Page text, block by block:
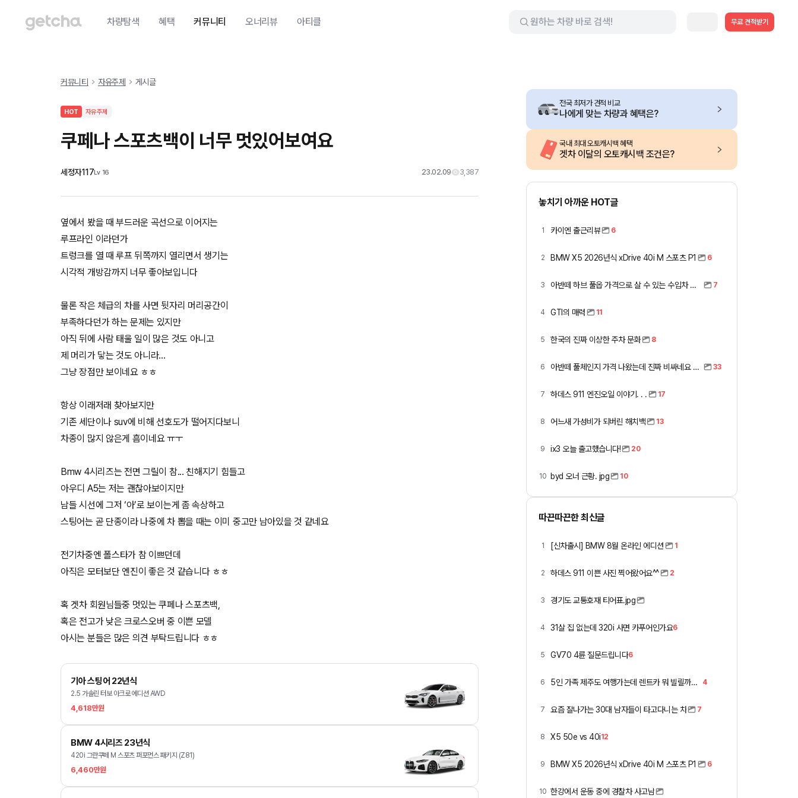
차량탐색 혜택 커뮤니티 오너리뷰 아티클 무료 견적받기
커뮤니티 자유주제 게시글
HOT 자유주제
쿠페나 스포츠백이 너무 멋있어보여요
세정자117Lv 16 23.02.09 3,387
옆에서 봤을 때 부드러운 곡선으로 이어지는
루프라인 이라던가
트렁크를 열 때 루프 뒤쪽까지 열리면서 생기는
시각적 개방감까지 너무 좋아보입니다
물론 작은 체급의 차를 사면 뒷자리 머리공간이
부족하다던가 하는 문제는 있지만
아직 뒤에 사람 태울 일이 많은 것도 아니고
제 머리가 닿는 것도 아니라...
그냥 장점만 보이네요 ㅎㅎ
항상 이래저래 찾아보지만
기존 세단이나 suv에 비해 선호도가 떨어지다보니
차종이 많지 않은게 흠이네요 ㅠㅜ
Bmw 4시리즈는 전면 그릴이 참... 친해지기 힘들고
아우디 A5는 저는 괜찮아보이지만
남들 시선에 그저 ‘아’로 보이는게 좀 속상하고
스팅어는 곧 단종이라 나중에 차 뽑을 때는 이미 중고만 남아있을 것 같네요
전기차중엔 폴스타가 참 이쁘던데
아직은 모터보단 엔진이 좋은 것 같습니다 ㅎㅎ
혹 겟차 회원님들중 멋있는 쿠페나 스포츠백,
혹은 전고가 낮은 크로스오버 중 이쁜 모델
아시는 분들은 많은 의견 부탁드립니다 ㅎㅎ
기아 스팅어 22년식
2.5 가솔린 터보 아크로 에디션 AWD
4,618만원
BMW 4시리즈 23년식
420i 그란쿠페 M 스포츠 퍼포먼스 패키지 (Z81)
6,460만원
전국 최저가 견적 비교
나에게 맞는 차량과 혜택은?
국내 최대 오토캐시백 혜택
겟차 이달의 오토캐시백 조건은?
놓치기 아까운 HOT글
1 카이엔 출근리뷰 6
2 BMW X5 2026년식 xDrive 40i M 스포츠 P1 6
3 아반떼 하브 풀옵 가격으로 살 수 있는 수입차 모아봤습니다 (중고 포함) 7
4 GTI의 매력 11
5 한국의 진짜 이상한 주차 문화 8
6 아반떼 풀체인지 가격 나왔는데 진짜 비싸네요 ㅎㅎ 33
7 하데스 911 엔진오일 이야기. . . 17
8 어느새 가성비가 되버린 해치백 13
9 ix3 오늘 출고했습니다! 20
10 byd 오너 근황. jpg 10
따끈따끈한 최신글
1 [신차출시] BMW 8월 온라인 에디션 1
2 하데스 911 이쁜 사진 찍어왔어요^^ 2
3 경기도 교통호재 티어표.jpg
4 31살 집 없는데 320i 사면 카푸어인가요6
5 GV70 4륜 질문드립니다6
6 5인 가족 제주도 여행가는데 렌트카 뭐 빌릴까요 ㅎ 4
7 요즘 잘나가는 30대 남자들이 타고다니는 차 7
8 X5 50e vs 40i12
9 BMW X5 2026년식 xDrive 40i M 스포츠 P1 6
10 한강에서 운동 중에 경찰차 사고남